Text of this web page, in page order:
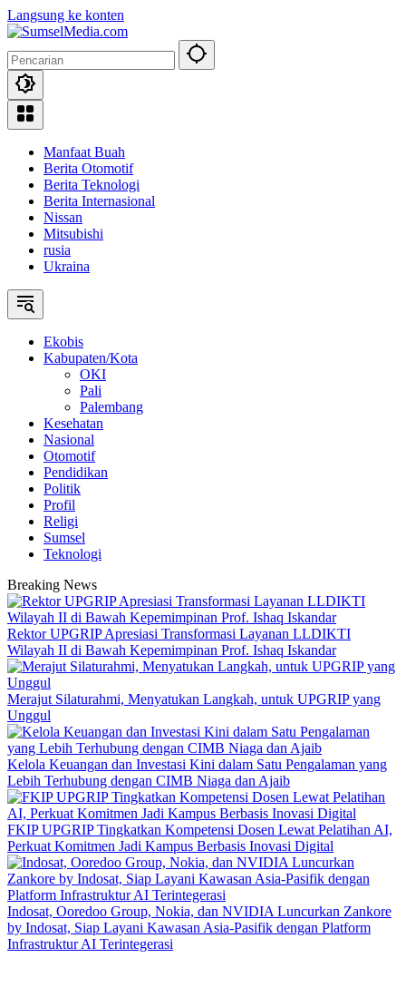
Langsung ke konten
Manfaat Buah
Berita Otomotif
Berita Teknologi
Berita Internasional
Nissan
Mitsubishi
rusia
Ukraina
Ekobis
Kabupaten/Kota
OKI
Pali
Palembang
Kesehatan
Nasional
Otomotif
Pendidikan
Politik
Profil
Religi
Sumsel
Teknologi
Breaking News
Rektor UPGRIP Apresiasi Transformasi Layanan LLDIKTI
Wilayah II di Bawah Kepemimpinan Prof. Ishaq Iskandar
Merajut Silaturahmi, Menyatukan Langkah, untuk UPGRIP yang
Unggul
Kelola Keuangan dan Investasi Kini dalam Satu Pengalaman yang
Lebih Terhubung dengan CIMB Niaga dan Ajaib
FKIP UPGRIP Tingkatkan Kompetensi Dosen Lewat Pelatihan AI,
Perkuat Komitmen Jadi Kampus Berbasis Inovasi Digital
Indosat, Ooredoo Group, Nokia, dan NVIDIA Luncurkan Zankore
by Indosat, Siap Layani Kawasan Asia-Pasifik dengan Platform
Infrastruktur AI Terintegerasi